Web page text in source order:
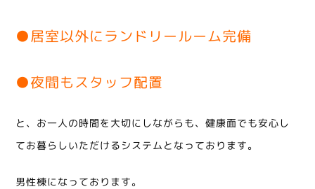
●居室以外にランドリールーム完備
●夜間もスタッフ配置
と、お一人の時間を大切にしながらも、健康面でも安心し
てお暮らしいただけるシステムとなっております。
男性棟になっております。